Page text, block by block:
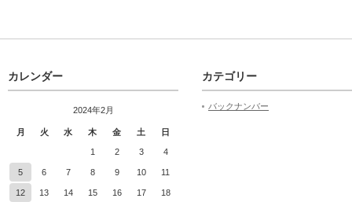
カレンダー
2024年2月
月 火 水 木 金 土 日
1 2 3 4
5 6 7 8 9 10 11
12 13 14 15 16 17 18
カテゴリー
バックナンバー